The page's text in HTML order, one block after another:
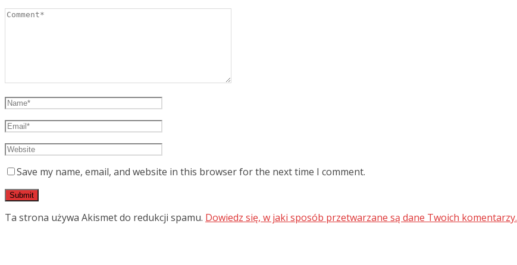
Save my name, email, and website in this browser for the next time I comment.
Ta strona używa Akismet do redukcji spamu. Dowiedz się, w jaki sposób przetwarzane są dane Twoich komentarzy.